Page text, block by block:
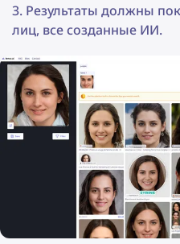
Результаты должны
лиц, все созданные ИИ.